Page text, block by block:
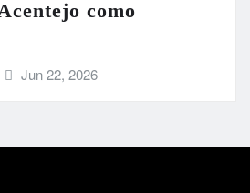
como
Jun 22, 2026